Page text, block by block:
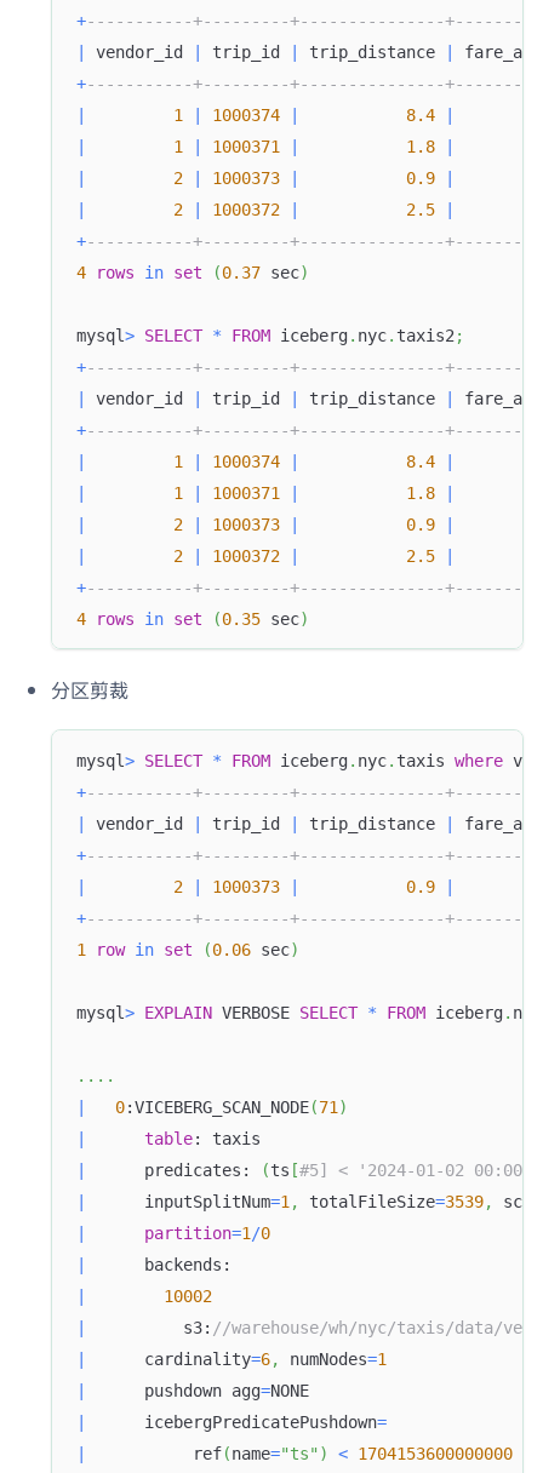
+-----------+---------+---------------
vendor_id trip_id trip_distance
+-----------+---------+---------------
1 1000374 8.4
1 1000371 1.8
2 1000373 0.9
2 1000372 2.5
+-----------+---------+---------------
4
rows in set (0.37 sec)
mysql> SELECT * FROM iceberg. nyc. taxis2 ;
+-----------+---------+---------------
vendor_id trip_id trip_distance
+-----------+---------+---------------
1 1000374 8.4
1 1000371 1.8
2 1000373 0.9
2 1000372 2.5
+-----------+---------+---------------
4
rows in set (0.35 sec)
分区剪裁
mysql> SELECT * FROM iceberg. nyc. taxis where
+-----------+---------+---------------
vendor_id trip_id trip_distance
+-----------+---------+---------------
2 1000373 0.9
+-----------+---------+---------------
1
row in set (0.06 sec)
mysql> EXPLAIN VERBOSE SELECT * FROM iceberg. nyc
. . . .
0:VICEBERG_SCAN_NODE(71 )
table:
      predicates:
(ts [#5] < '2024-
      inputSplitNum
=1 , totalFileSize=3539,
partition=1 /0
10002
          s3:
//warehouse/wh/nyc/taxis/data/
      cardinality
=6, numNodes=1
      pushdown agg
=
      icebergPredicatePushdown
=
           ref
(name="ts" ) < 1704153600000000